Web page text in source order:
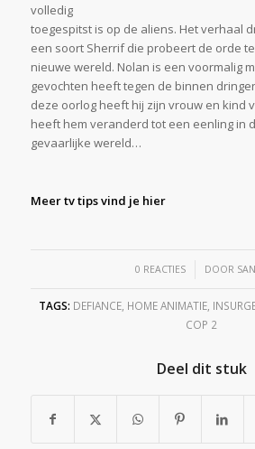
volledig
toegespitst is op de aliens. Het verhaal
een soort Sherrif die probeert de orde
nieuwe wereld. Nolan is een voormalig
gevochten heeft tegen de binnen
deze oorlog heeft hij zijn vrouw en kind
heeft hem veranderd tot een eenling in
gevaarlijke wereld…
Meer tv tips vind je hier
0 REACTIES
/ DOOR
TAGS: DEFIANCE, HOME ANIMATIE,
COP 2
Deel dit stuk